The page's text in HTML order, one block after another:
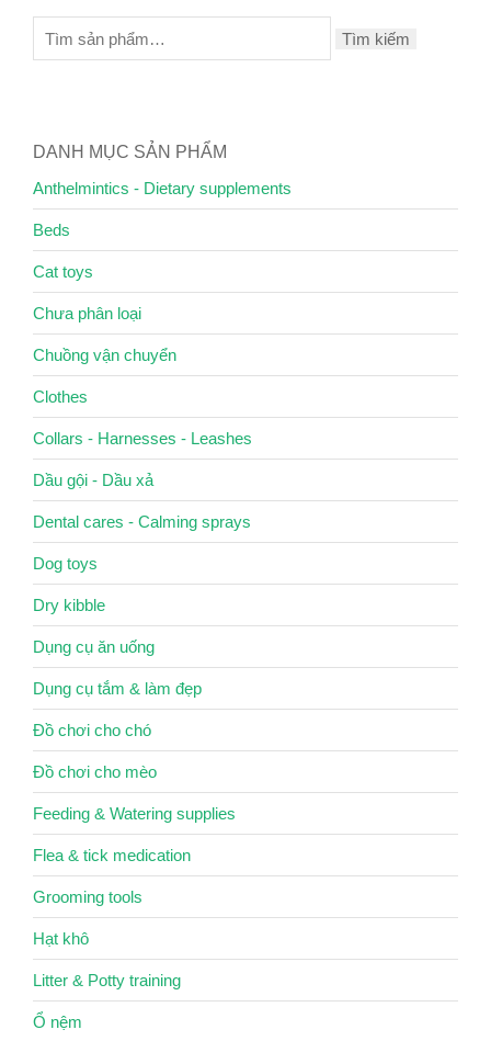
Tìm kiếm
DANH MỤC SẢN PHẨM
Anthelmintics - Dietary supplements
Beds
Cat toys
Chưa phân loại
Chuồng vận chuyển
Clothes
Collars - Harnesses - Leashes
Dầu gội - Dầu xả
Dental cares - Calming sprays
Dog toys
Dry kibble
Dụng cụ ăn uống
Dụng cụ tắm & làm đẹp
Đồ chơi cho chó
Đồ chơi cho mèo
Feeding & Watering supplies
Flea & tick medication
Grooming tools
Hạt khô
Litter & Potty training
Ổ nệm